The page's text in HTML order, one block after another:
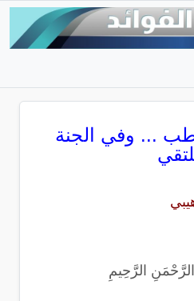
... وفي الجنة
الرَّحِيمِ